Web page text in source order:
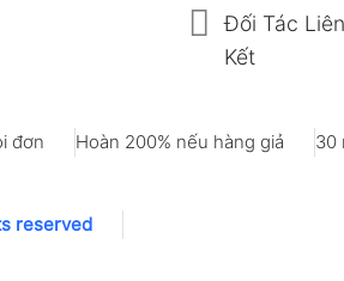
Đối Tác Liên
Kết
đơn Hoàn 200% nếu hàng giả 30
reserved